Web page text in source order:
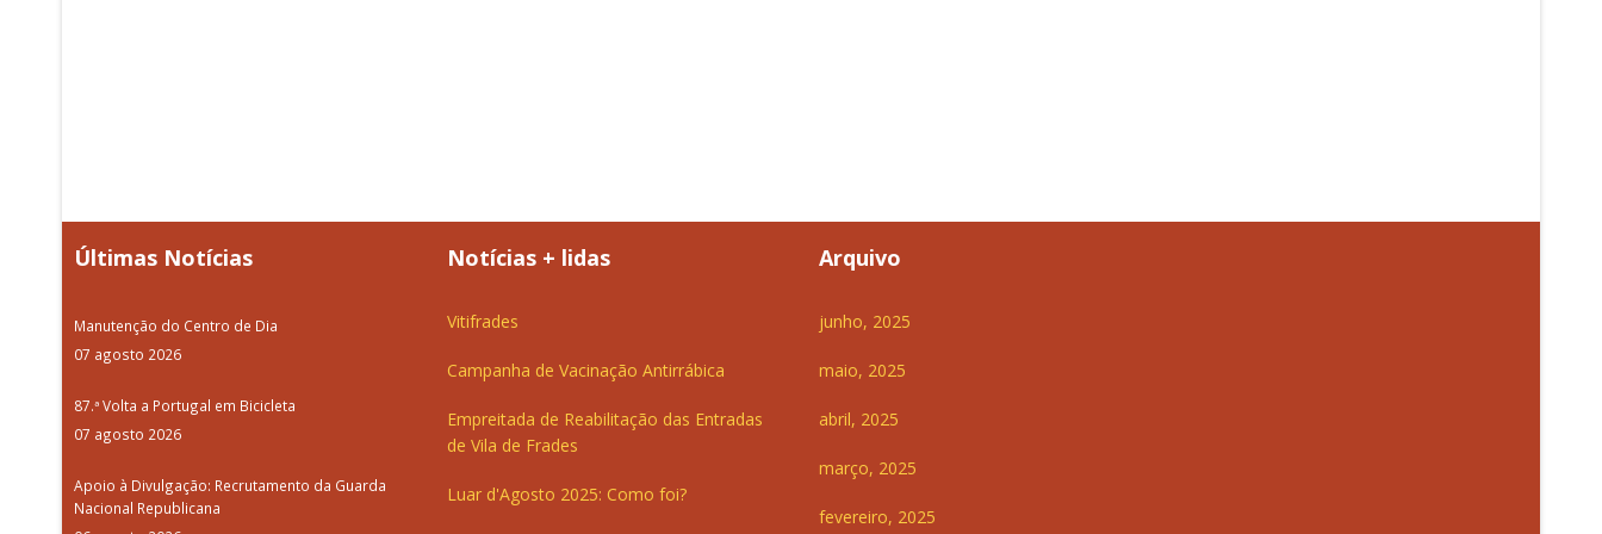
Últimas Notícias
Manutenção do Centro de Dia
07 agosto 2026
87.ª Volta a Portugal em Bicicleta
07 agosto 2026
Apoio à Divulgação: Recrutamento da Guarda
Nacional Republicana
Notícias + lidas
Vitifrades
Campanha de Vacinação Antirrábica
Empreitada de Reabilitação das Entradas
de Vila de Frades
Luar d'Agosto 2025: Como foi?
Arquivo
junho, 2025
maio, 2025
abril, 2025
março, 2025
fevereiro, 2025